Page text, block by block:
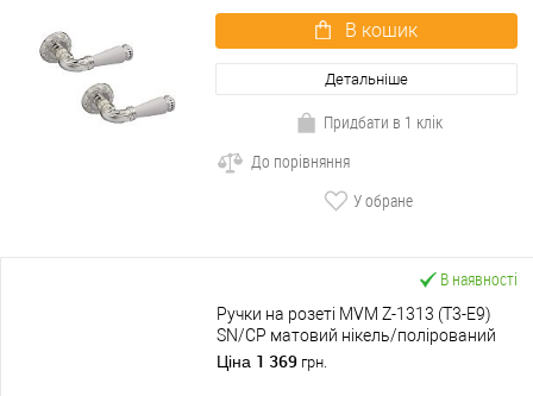
В кошик
Детальніше
Придбати в 1 клік
До порівняння
У обране
В наявності
Ручки на розеті MVM Z-1313 (T3-E9)
SN/CP матовий нікель/полірований
хром
Ціна 1 369 грн.